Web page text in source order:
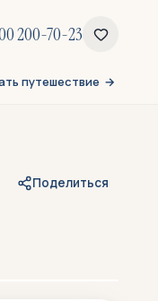
200-70-23
путешествие
Поделиться